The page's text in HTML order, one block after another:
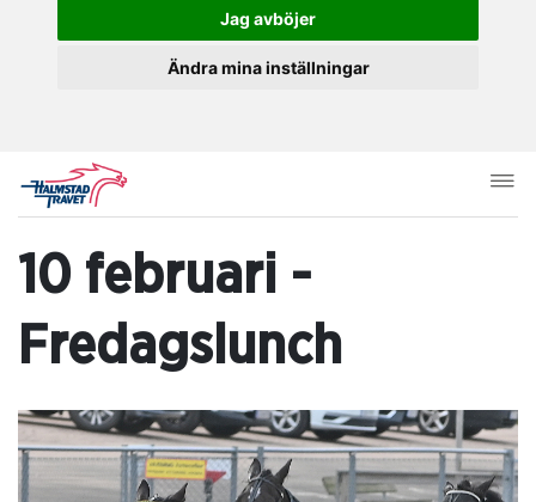
Jag avböjer
Ändra mina inställningar
10 februari -
Fredagslunch